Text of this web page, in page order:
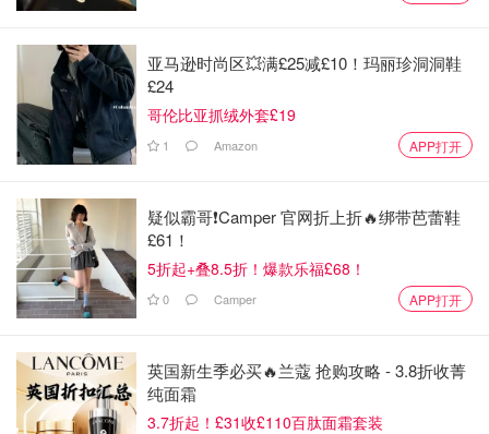
图片来源于@Shein，版权属于原作者
婚纱装
得一买的，如果你想要拍美美的婚纱照，但是在英国找不到
合适的，或者便宜的，也都不妨上Shein看一看淘一淘，说
不定也都可以找到适合自己的婚纱裙子或者配饰！
亚马逊时尚区💥满£25减£10！玛丽珍洞洞鞋
£24
哥伦比亚抓绒外套£19
1 Amazon APP打开
疑似霸哥❗️Camper 官网折上折🔥绑带芭蕾鞋
£61！
5折起+叠8.5折！爆款乐福£68！
0 Camper APP打开
英国新生季必买🔥兰蔻 抢购攻略 - 3.8折收菁
纯面霜
3.7折起！£31收£110百肽面霜套装